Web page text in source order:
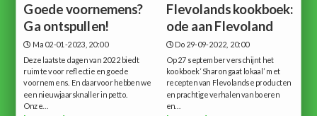
Goede voornemens?
Ga ontspullen!
Ma 02-01-2023, 20:00
Deze laatste dagen van 2022 biedt
ruimte voor reflectie en goede
voornemens. En daarvoor hebben we
een nieuwjaarsknaller in petto.
Onze...
Flevolands kookboek:
ode aan Flevoland
Do 29-09-2022, 20:00
Op 27 september verschijnt het
kookboek ‘Sharon gaat lokaal’ met
recepten van Flevolandse producten
en prachtige verhalen van boeren
en...